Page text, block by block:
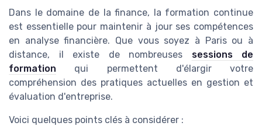
Dans le domaine de la finance, la formation continue
est essentielle pour maintenir à jour ses compétences
en analyse financière. Que vous soyez à Paris ou à
distance, il existe de nombreuses sessions de
formation qui permettent d'élargir votre
compréhension des pratiques actuelles en gestion et
évaluation d'entreprise.
Voici quelques points clés à considérer :